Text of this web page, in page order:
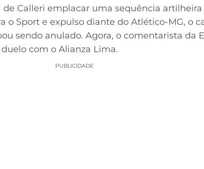
Calleri emplacar uma sequência artilheira
o Sport e expulso diante do Atlético-MG, o
sendo anulado. Agora, o comentarista da
com o Alianza Lima.
PUBLICIDADE